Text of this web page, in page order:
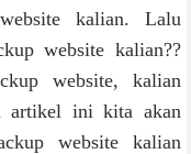
kalian. Lalu
website kalian??
website, kalian
artikel ini kita akan
website kalian